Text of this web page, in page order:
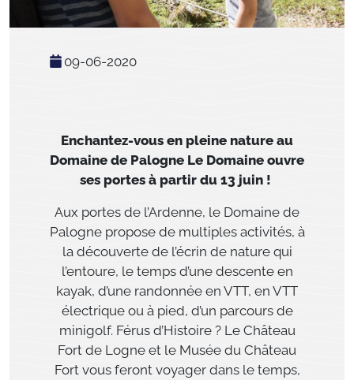
09-06-2020
Enchantez-vous en pleine nature au
Domaine de Palogne Le Domaine ouvre
ses portes à partir du 13 juin !
Aux portes de l’Ardenne, le Domaine de
Palogne propose de multiples activités, à
la découverte de l’écrin de nature qui
l’entoure, le temps d’une descente en
kayak, d’une randonnée en VTT, en VTT
électrique ou à pied, d’un parcours de
minigolf. Férus d’Histoire ? Le Château
Fort de Logne et le Musée du Château
Fort vous feront voyager dans le temps,